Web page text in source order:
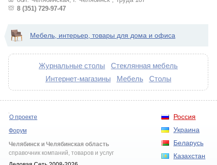
8 (351) 729-97-47
Мебель, интерьер, товары для дома и офиса
Журнальные столы
Стеклянная мебель
Интернет-магазины
Мебель Столы
Россия
Украина
Беларусь
Казахстан
О проекте
Форум
Челябинск и Челябинская область
справочник компаний, товаров и услуг